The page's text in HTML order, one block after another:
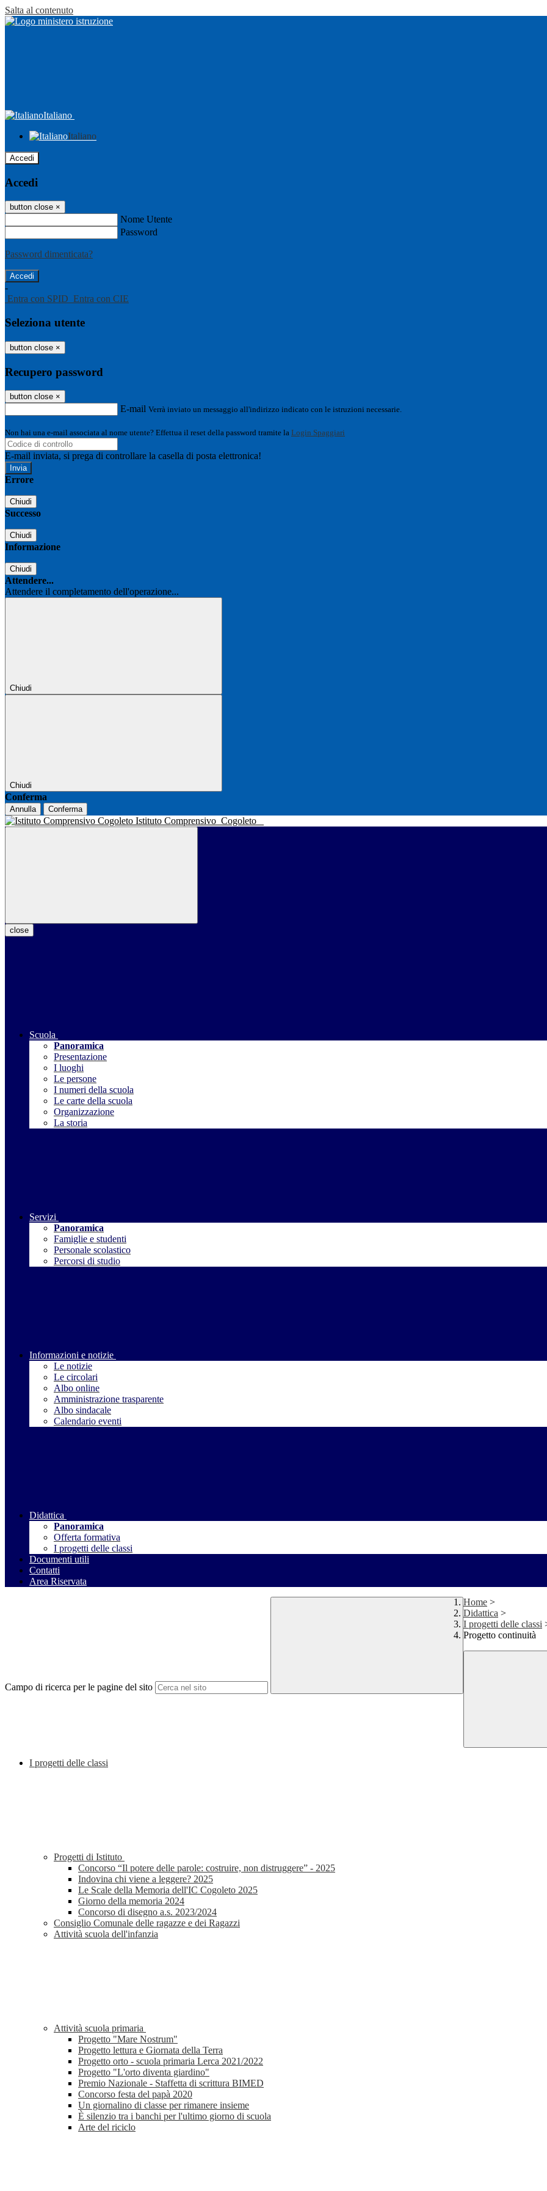
Salta al contenuto
Italiano
Italiano
Accedi
Accedi
button close ×
Nome Utente
Password
Password dimenticata?
-
Entra con SPID Entra con CIE
Seleziona utente
button close ×
Recupero password
button close ×
E-mail Verrà inviato un messaggio all'indirizzo indicato con le istruzioni necessarie.
Non hai una e-mail associata al nome utente? Effettua il reset della password tramite la Login Spaggiari
E-mail inviata, si prega di controllare la casella di posta elettronica!
Errore
Chiudi
Successo
Chiudi
Informazione
Chiudi
Attendere...
Attendere il completamento dell'operazione...
Chiudi
Chiudi
Conferma
Annulla Conferma
Istituto Comprensivo Cogoleto
close
Scuola
Panoramica
Presentazione
I luoghi
Le persone
I numeri della scuola
Le carte della scuola
Organizzazione
La storia
Servizi
Panoramica
Famiglie e studenti
Personale scolastico
Percorsi di studio
Informazioni e notizie
Le notizie
Le circolari
Albo online
Amministrazione trasparente
Albo sindacale
Calendario eventi
Didattica
Panoramica
Offerta formativa
I progetti delle classi
Documenti utili
Contatti
Area Riservata
Campo di ricerca per le pagine del sito
Home >
Didattica >
I progetti delle classi
Progetto continuità
I progetti delle classi
Progetti di Istituto
Concorso “Il potere delle parole: costruire, non distruggere” - 2025
Indovina chi viene a leggere? 2025
Le Scale della Memoria dell'IC Cogoleto 2025
Giorno della memoria 2024
Concorso di disegno a.s. 2023/2024
Consiglio Comunale delle ragazze e dei Ragazzi
Attività scuola dell'infanzia
Attività scuola primaria
Progetto "Mare Nostrum"
Progetto lettura e Giornata della Terra
Progetto orto - scuola primaria Lerca 2021/2022
Progetto "L'orto diventa giardino"
Premio Nazionale - Staffetta di scrittura BIMED
Concorso festa del papà 2020
Un giornalino di classe per rimanere insieme
È silenzio tra i banchi per l'ultimo giorno di scuola
Arte del riciclo